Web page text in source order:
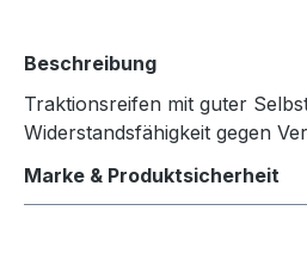
Beschreibung
Traktionsreifen mit guter
Widerstandsfähigkeit gegen
Marke & Produktsicherheit